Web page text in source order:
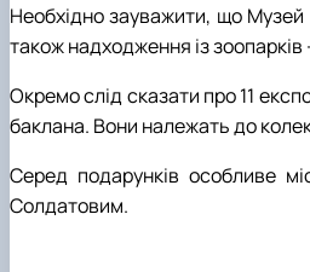
Необхідно зауважити, що
також надходження із
Окремо слід сказати про 11
баклана. Вони належать до
Серед подарунків особливе
Солдатовим.